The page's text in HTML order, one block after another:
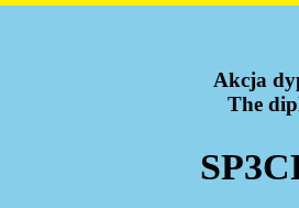
Akcja
The